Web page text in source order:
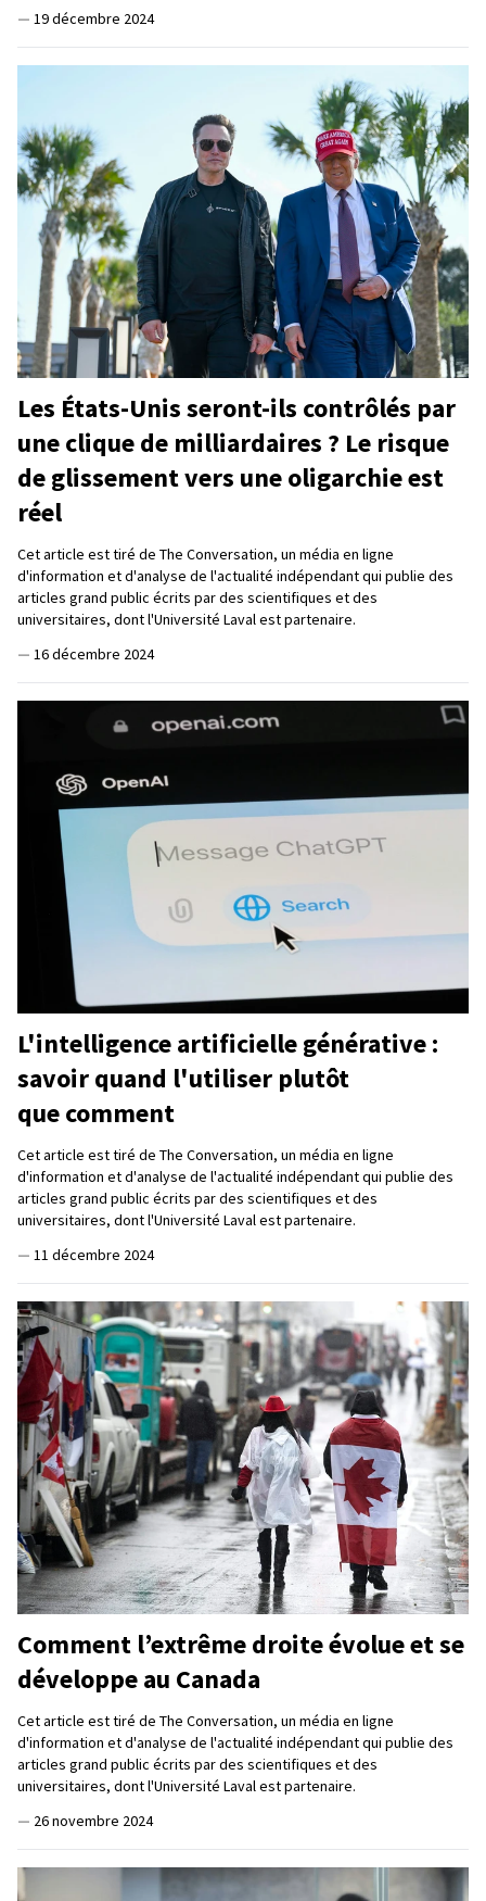
— 19 décembre 2024
Les États-Unis seront-ils contrôlés par
une clique de milliardaires ? Le risque
de glissement vers une oligarchie est
réel
Cet article est tiré de The Conversation, un média en ligne
d'information et d'analyse de l'actualité indépendant qui publie des
articles grand public écrits par des scientifiques et des
universitaires, dont l'Université Laval est partenaire.
— 16 décembre 2024
L'intelligence artificielle générative :
savoir quand l'utiliser plutôt
que comment
Cet article est tiré de The Conversation, un média en ligne
d'information et d'analyse de l'actualité indépendant qui publie des
articles grand public écrits par des scientifiques et des
universitaires, dont l'Université Laval est partenaire.
— 11 décembre 2024
Comment l’extrême droite évolue et se
développe au Canada
Cet article est tiré de The Conversation, un média en ligne
d'information et d'analyse de l'actualité indépendant qui publie des
articles grand public écrits par des scientifiques et des
universitaires, dont l'Université Laval est partenaire.
— 26 novembre 2024